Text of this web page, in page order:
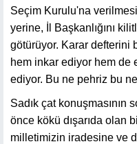
Seçim Kurulu'na
yerine, İl Başkanlığını
götürüyor. Karar defterini
hem inkar ediyor hem de
ediyor. Bu ne pehriz bu
Sadık çat konuşmasının
önce kökü dışarıda olan
milletimizin iradesine ve